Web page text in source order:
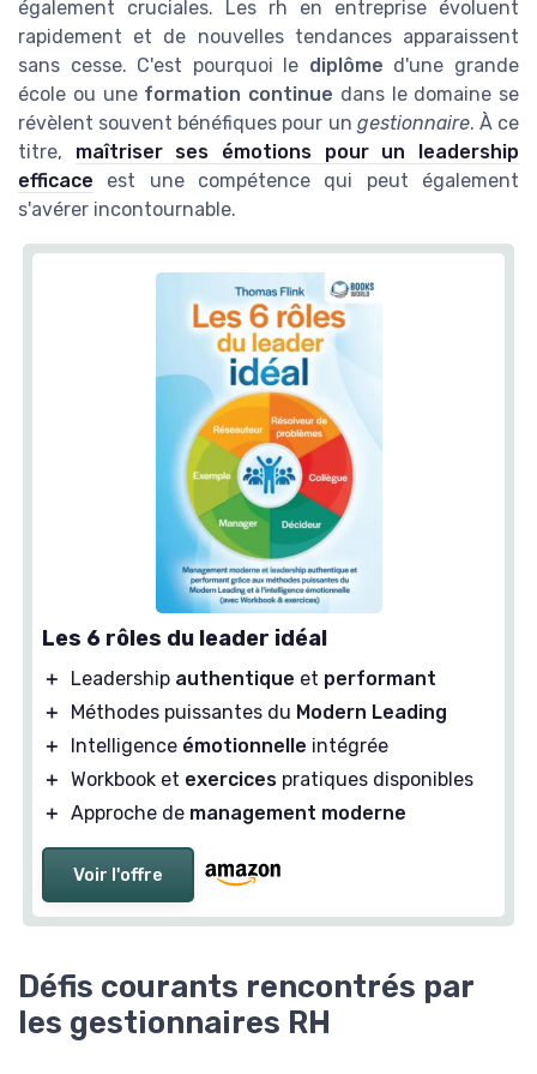
également cruciales. Les rh en entreprise évoluent
rapidement et de nouvelles tendances apparaissent
sans cesse. C'est pourquoi le diplôme d'une grande
école ou une formation continue dans le domaine se
révèlent souvent bénéfiques pour un gestionnaire. À ce
titre, maîtriser ses émotions pour un leadership
efficace est une compétence qui peut également
s'avérer incontournable.
Les 6 rôles du leader idéal
＋ Leadership authentique et performant
＋
Méthodes puissantes du Modern Leading
＋
Intelligence émotionnelle intégrée
＋ Workbook et exercices pratiques disponibles
＋ Approche de management moderne
Voir l'offre
Défis courants rencontrés par
les gestionnaires RH